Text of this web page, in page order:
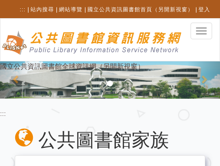
內
::: 站內搜尋 網站導覽 國立公共資訊圖書館首頁（另開新視窗） 登入
選
單
換
國立公共資訊圖書館全球資訊網（另開新視窗）
Previous
:::
公共圖書館家族